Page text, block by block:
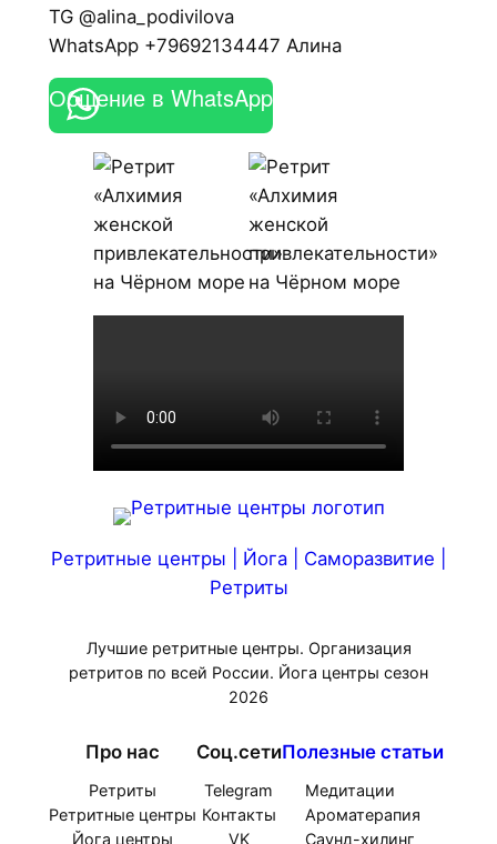
TG @alina_podivilova
WhatsApp +79692134447 Алина
Общение в WhatsApp
Ретритные центры | Йога | Саморазвитие |
Ретриты
Лучшие ретритные центры. Организация
ретритов по всей России. Йога центры сезон
2026
Про нас
Ретриты
Ретритные центры
Йога центры
Соц.сети
Telegram
Контакты
VK
Полезные статьи
Медитации
Ароматерапия
Саунд-хилинг